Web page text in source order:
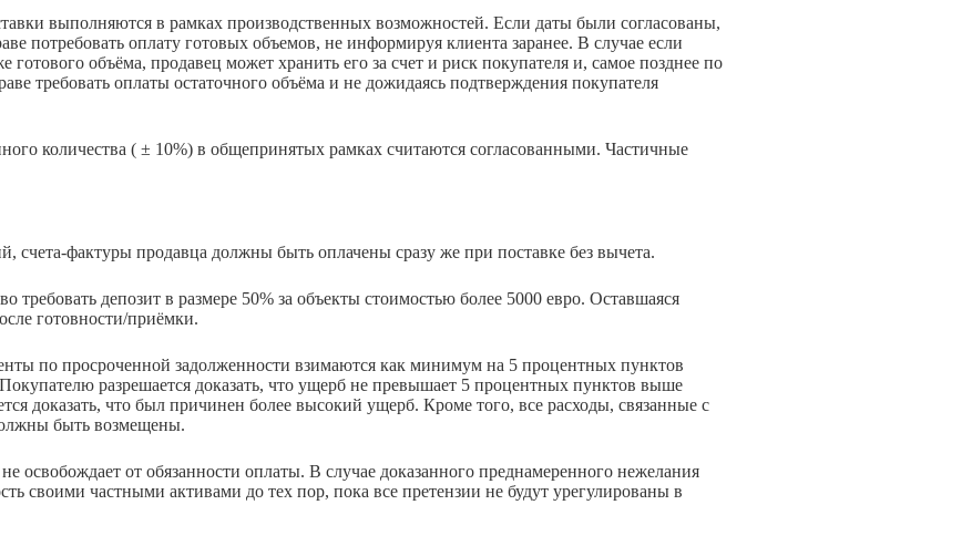
выполняются в рамках производственных возможностей. Если даты были согласованы,
потребовать оплату готовых объемов, не информируя клиента заранее. В случае если
готового объёма, продавец может хранить его за счет и риск покупателя и, самое позднее по
требовать оплаты остаточного объёма и не дожидаясь подтверждения покупателя
количества ( ± 10%) в общепринятых рамках считаются согласованными. Частичные
счета-фактуры продавца должны быть оплачены сразу же при поставке без вычета.
требовать депозит в размере 50% за объекты стоимостью более 5000 евро. Оставшаяся
готовности/приёмки.
по просроченной задолженности взимаются как минимум на 5 процентных пунктов
разрешается доказать, что ущерб не превышает 5 процентных пунктов выше
доказать, что был причинен более высокий ущерб. Кроме того, все расходы, связанные с
быть возмещены.
освобождает от обязанности оплаты. В случае доказанного преднамеренного нежелания
своими частными активами до тех пор, пока все претензии не будут урегулированы в